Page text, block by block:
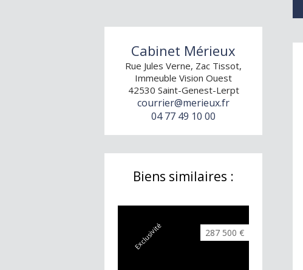
Cabinet Mérieux
Rue Jules Verne, Zac Tissot,
Immeuble Vision Ouest
42530 Saint-Genest-Lerpt
courrier@merieux.fr
04 77 49 10 00
Biens similaires :
Exclusivité 287 500 €